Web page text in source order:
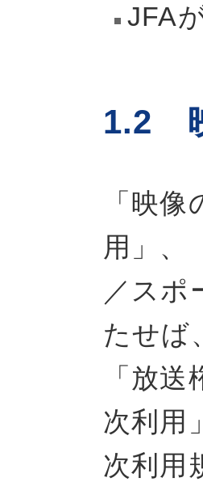
JFA
1.2
「映
用」、
／スポ
たせば
「放
次利用
次利用